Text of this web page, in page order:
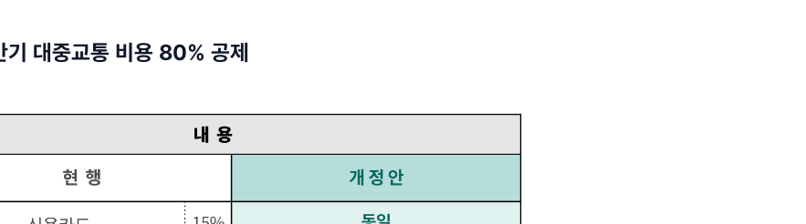
기 대중교통 비용 80% 공제